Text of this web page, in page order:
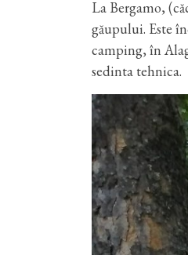
La Bergamo,
găupului. Este
camping, în
sedinta tehnica.